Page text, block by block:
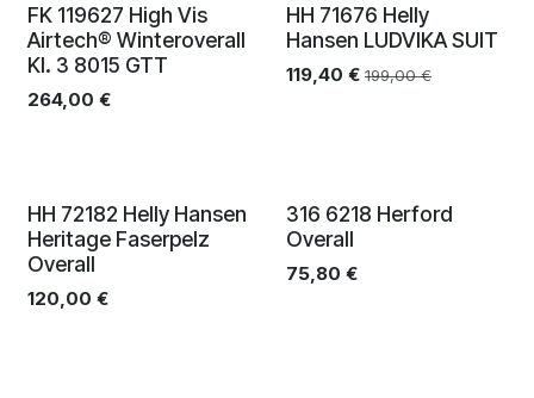
FK 119627 High Vis
Airtech® Winteroverall
Kl. 3 8015 GTT
264,00 €
Auslaufmodell
HH 71676 Helly
Hansen LUDVIKA SUIT
119,40 € 199,00€
HH 72182 Helly Hansen
Heritage Faserpelz
Overall
120,00 €
Neu!
316 6218 Herford
Overall
75,80 €